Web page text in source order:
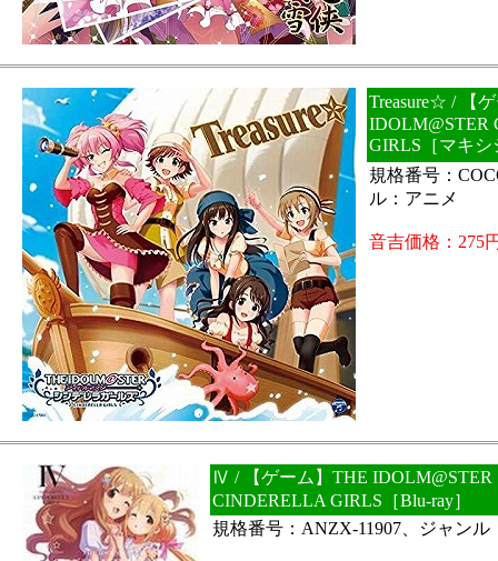
Treasure☆ / 【
IDOLM@STER
GIRLS［マキシ
規格番号：
ル：アニメ
音吉価格：275
Ⅳ / 【ゲーム】THE IDOLM@STER
CINDERELLA GIRLS［Blu-ray］
規格番号：ANZX-11907、ジャンル